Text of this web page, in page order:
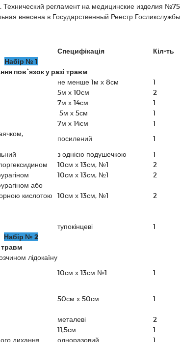
. Технический регламент на медицинские изделия
внесена в Государственный Реестр
Специфікація
Кіл-ть
Набір № 1
пов`язок у разі травм
не менше 1м х 8см
1
5м х 10см
2
7м х 14см
1
5м х 5см
1
7м х 14см
1
посилений
1
з однією подушечкою
1
10см х 13см, №1
2
10см х 13см, №1 2
або
кислотою
10см х 13см, №1 2
тупокінцеві
1
Набір № 2
травм
лідокаїну
10см х 13см №1
1
50см х 50см
1
металеві
2
11,5см
1
дихання одноразовий
1